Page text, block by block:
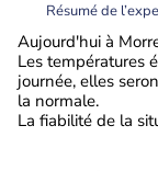
Résumé de
Aujourd'hui à
Les températures
journée, elles
la normale.
La fiabilité de la